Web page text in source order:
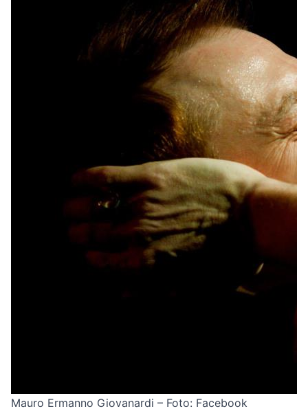
Mauro Ermanno Giovanardi – Foto: Facebook